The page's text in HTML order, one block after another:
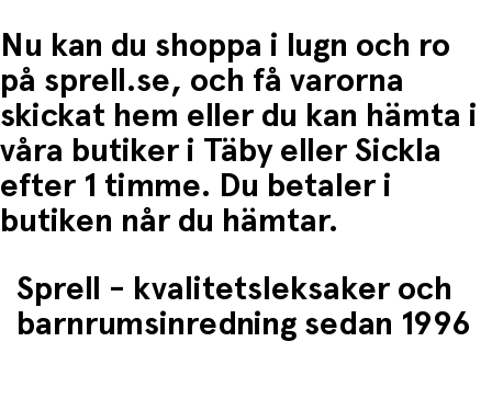
Nu kan du shoppa i lugn och ro
på sprell.se, och få varorna
skickat hem eller du kan hämta i
våra butiker i Täby eller Sickla
efter 1 timme. Du betaler i
butiken når du hämtar.
Sprell - kvalitetsleksaker och
barnrumsinredning sedan 1996